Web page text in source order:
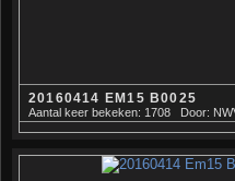
20160414 EM15 B0025
Aantal keer bekeken: 1708 Door: